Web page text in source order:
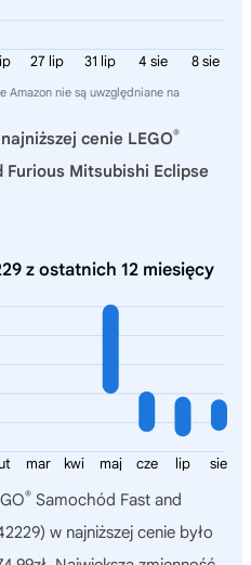
8 sie
4 sie
31 lip
27 lip
Amazon nie są uwzględniane na
najniższej cenie LEGO®
Furious Mitsubishi Eclipse
z ostatnich 12 miesięcy
sie
lip
cze
maj
kwi
mar
® Samochód Fast and
w najniższej cenie było